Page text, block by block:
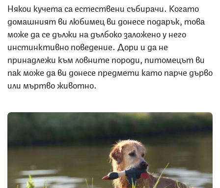
Някои кучета са естествени събирачи. Когато
домашният ви любимец ви донесе подарък, това
може да се дължи на дълбоко заложено у него
инстинктивно поведение. Дори и да не
принадлежи към ловните породи, питомецът ви
пак може да ви донесе предмети като парче дърво
или мъртво животно.